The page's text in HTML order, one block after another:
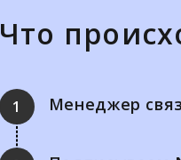
Что
1 Менеджер